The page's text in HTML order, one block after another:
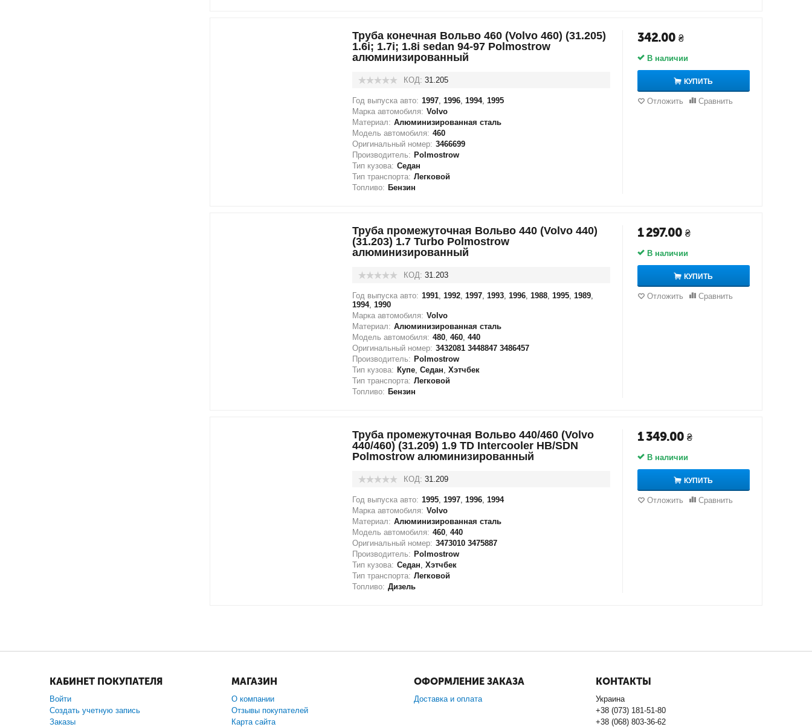
Труба конечная Вольво 460 (Volvo 460) (31.205)
1.6i; 1.7i; 1.8i sedan 94-97 Polmostrow
алюминизированный
КОД: 31.205
Год выпуска авто: 1997, 1996, 1994, 1995
Марка автомобиля: Volvo
Материал: Алюминизированная сталь
Модель автомобиля: 460
Оригинальный номер: 3466699
Производитель: Polmostrow
Тип кузова: Седан
Тип транспорта: Легковой
Топливо: Бензин
342.00 ₴
В наличии
КУПИТЬ
Отложить Сравнить
Труба промежуточная Вольво 440 (Volvo 440)
(31.203) 1.7 Turbo Polmostrow
алюминизированный
КОД: 31.203
Год выпуска авто: 1991, 1992, 1997, 1993, 1996, 1988, 1995, 1989,
1994, 1990
Марка автомобиля: Volvo
Материал: Алюминизированная сталь
Модель автомобиля: 480, 460, 440
Оригинальный номер: 3432081 3448847 3486457
Производитель: Polmostrow
Тип кузова: Купе, Седан, Хэтчбек
Тип транспорта: Легковой
Топливо: Бензин
1 297.00 ₴
В наличии
КУПИТЬ
Отложить Сравнить
Труба промежуточная Вольво 440/460 (Volvo
440/460) (31.209) 1.9 TD Intercooler HB/SDN
Polmostrow алюминизированный
КОД: 31.209
Год выпуска авто: 1995, 1997, 1996, 1994
Марка автомобиля: Volvo
Материал: Алюминизированная сталь
Модель автомобиля: 460, 440
Оригинальный номер: 3473010 3475887
Производитель: Polmostrow
Тип кузова: Седан, Хэтчбек
Тип транспорта: Легковой
Топливо: Дизель
1 349.00 ₴
В наличии
КУПИТЬ
Отложить Сравнить
КАБИНЕТ ПОКУПАТЕЛЯ
Войти
Создать учетную запись
Заказы
МАГАЗИН
О компании
Отзывы покупателей
Карта сайта
ОФОРМЛЕНИЕ ЗАКАЗА
Доставка и оплата
КОНТАКТЫ
Украина
+38 (073) 181-51-80
+38 (068) 803-36-62